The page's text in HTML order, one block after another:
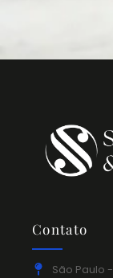
Contato
São Paulo -